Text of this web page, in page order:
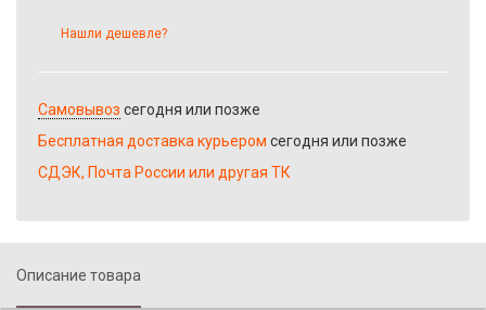
Нашли дешевле?
Самовывоз сегодня или позже
Бесплатная доставка курьером сегодня или позже
СДЭК, Почта России или другая ТК
Описание товара